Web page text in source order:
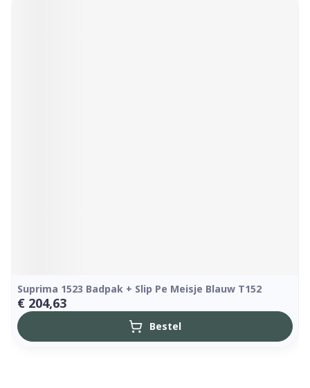
Suprima 1523 Badpak + Slip Pe Meisje Blauw T152
€ 204,63
Bestel